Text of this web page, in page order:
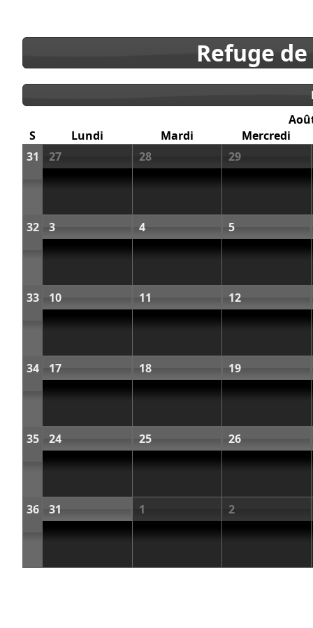
Refuge
S
Lundi Mardi
Mercredi
31
27 28 29
32 3 4 5
33 10 11 12
34 17 18 19
35 24 25 26
36 31 1 2